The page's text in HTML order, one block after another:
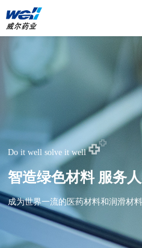
Do it well solve it well
智造绿色材料 服务
成为世界一流的医药材料和润滑材